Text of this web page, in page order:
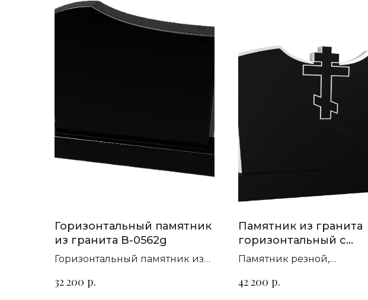
Горизонтальный памятник
из гранита B-0562g
Горизонтальный памятник из
захоронения
32 200 р.
Памятник из гранита
горизонтальный с
крестом П-178
Памятник резной,
на выбор
42 200 р.